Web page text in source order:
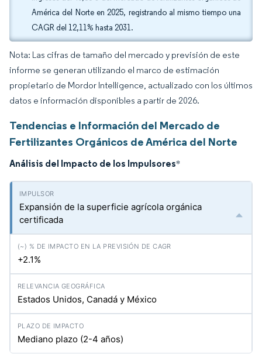
América del Norte en 2025, registrando al mismo tiempo una
CAGR del 12,11% hasta 2031.
Nota: Las cifras de tamaño del mercado y previsión de este
informe se generan utilizando el marco de estimación
propietario de Mordor Intelligence, actualizado con los últimos
datos e información disponibles a partir de 2026.
Tendencias e Información del Mercado de
Fertilizantes Orgánicos de América del Norte
Análisis del Impacto de los Impulsores*
Expansión de la superficie agrícola orgánica
certificada
+2.1%
Estados Unidos, Canadá y México
Mediano plazo (2-4 años)